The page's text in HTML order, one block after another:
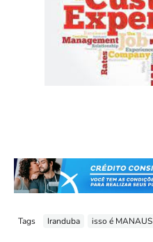
Tags Iranduba isso é MANAUS